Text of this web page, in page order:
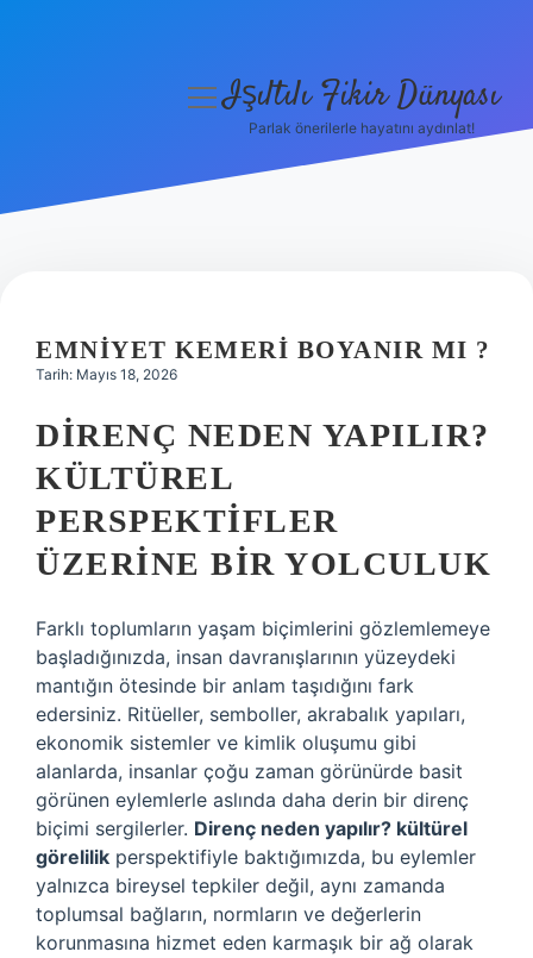
menüyüIşıltılı Fikir Dünyası
Parlak önerilerle hayatını aydınlat!
EMNIYET KEMERI BOYANIR MI ?
Tarih: Mayıs 18, 2026
DIRENÇ NEDEN YAPILIR?
KÜLTÜREL
PERSPEKTIFLER
ÜZERINE BIR YOLCULUK
Farklı toplumların yaşam biçimlerini gözlemlemeye
başladığınızda, insan davranışlarının yüzeydeki
mantığın ötesinde bir anlam taşıdığını fark
edersiniz. Ritüeller, semboller, akrabalık yapıları,
ekonomik sistemler ve kimlik oluşumu gibi
alanlarda, insanlar çoğu zaman görünürde basit
görünen eylemlerle aslında daha derin bir direnç
biçimi sergilerler. Direnç neden yapılır? kültürel
görelilik perspektifiyle baktığımızda, bu eylemler
yalnızca bireysel tepkiler değil, aynı zamanda
toplumsal bağların, normların ve değerlerin
korunmasına hizmet eden karmaşık bir ağ olarak